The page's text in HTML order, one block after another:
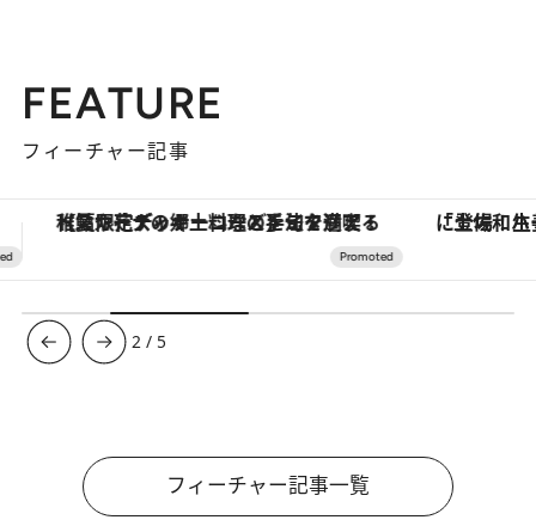
FEATURE
フィーチャー記事
「土佐和ハーブかき氷」がOMO7高知に登場！生姜、山椒、大葉など目にも舌にも涼を呼ぶ郷土の味 【銀座で出合う最旬美容】美髪ケアや上質
3 / 5
フィーチャー記事一覧